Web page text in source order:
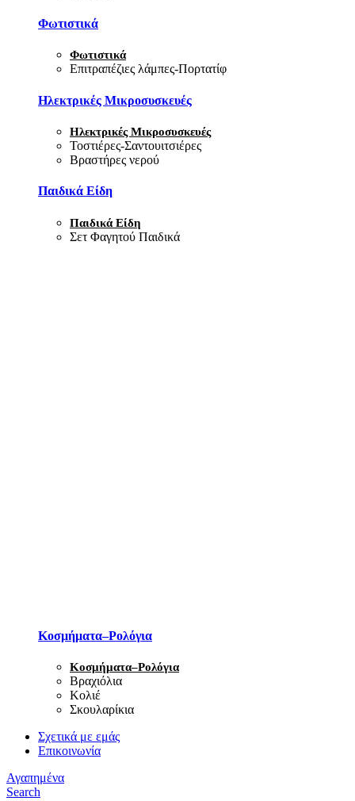
Φωτιστικά
Φωτιστικά
Επιτραπέζιες λάμπες-Πορτατίφ
Ηλεκτρικές Μικροσυσκευές
Ηλεκτρικές Μικροσυσκευές
Τοστιέρες-Σαντουιτσιέρες
Βραστήρες νερού
Παιδικά Είδη
Παιδικά Είδη
Σετ Φαγητού Παιδικά
Κοσμήματα–Ρολόγια
Κοσμήματα–Ρολόγια
Βραχιόλια
Κολιέ
Σκουλαρίκια
Σχετικά με εμάς
Επικοινωνία
Αγαπημένα
Search